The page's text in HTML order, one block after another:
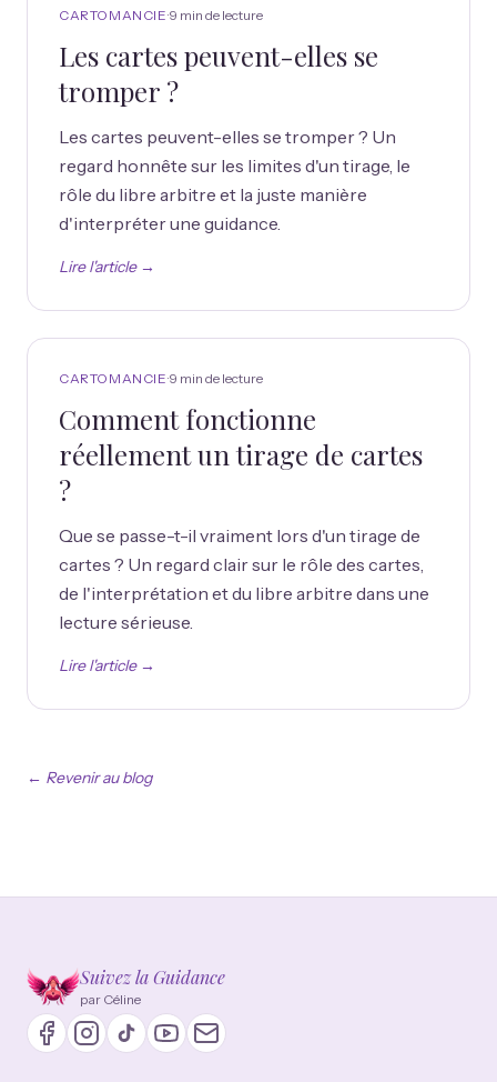
CARTOMANCIE·9 min de lecture
Les cartes peuvent-elles se
tromper ?
Les cartes peuvent-elles se tromper ? Un
regard honnête sur les limites d'un tirage, le
rôle du libre arbitre et la juste manière
d'interpréter une guidance.
Lire l'article →
CARTOMANCIE·9 min de lecture
Comment fonctionne
réellement un tirage de cartes
?
Que se passe-t-il vraiment lors d'un tirage de
cartes ? Un regard clair sur le rôle des cartes,
de l'interprétation et du libre arbitre dans une
lecture sérieuse.
Lire l'article →
← Revenir au blog
Suivez la Guidance
par Céline